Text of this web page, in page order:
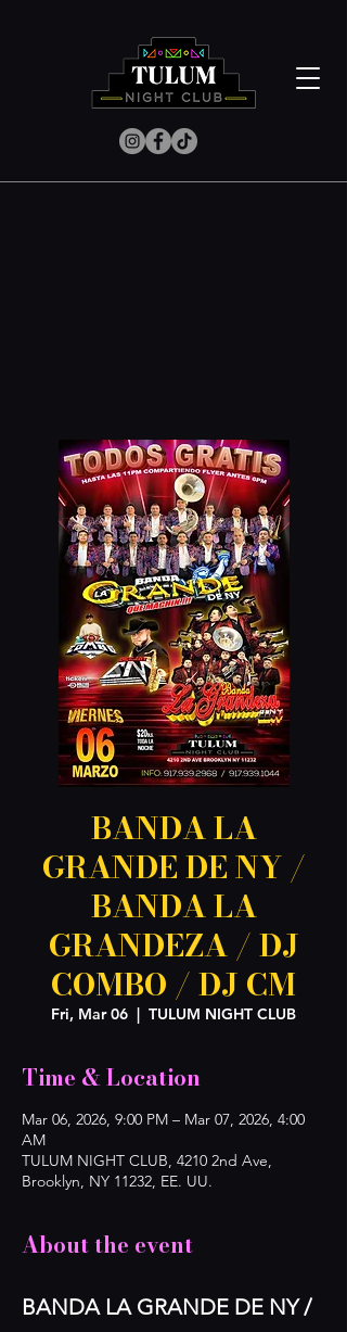
BANDA LA
GRANDE DE NY /
BANDA LA
GRANDEZA / DJ
COMBO / DJ CM
Fri, Mar 06
  |
TULUM NIGHT CLUB
Time & Location
Mar 06, 2026, 9:00 PM – Mar 07, 2026, 4:00
AM
TULUM NIGHT CLUB, 4210 2nd Ave,
Brooklyn, NY 11232, EE. UU.
About the event
BANDA LA GRANDE DE NY /